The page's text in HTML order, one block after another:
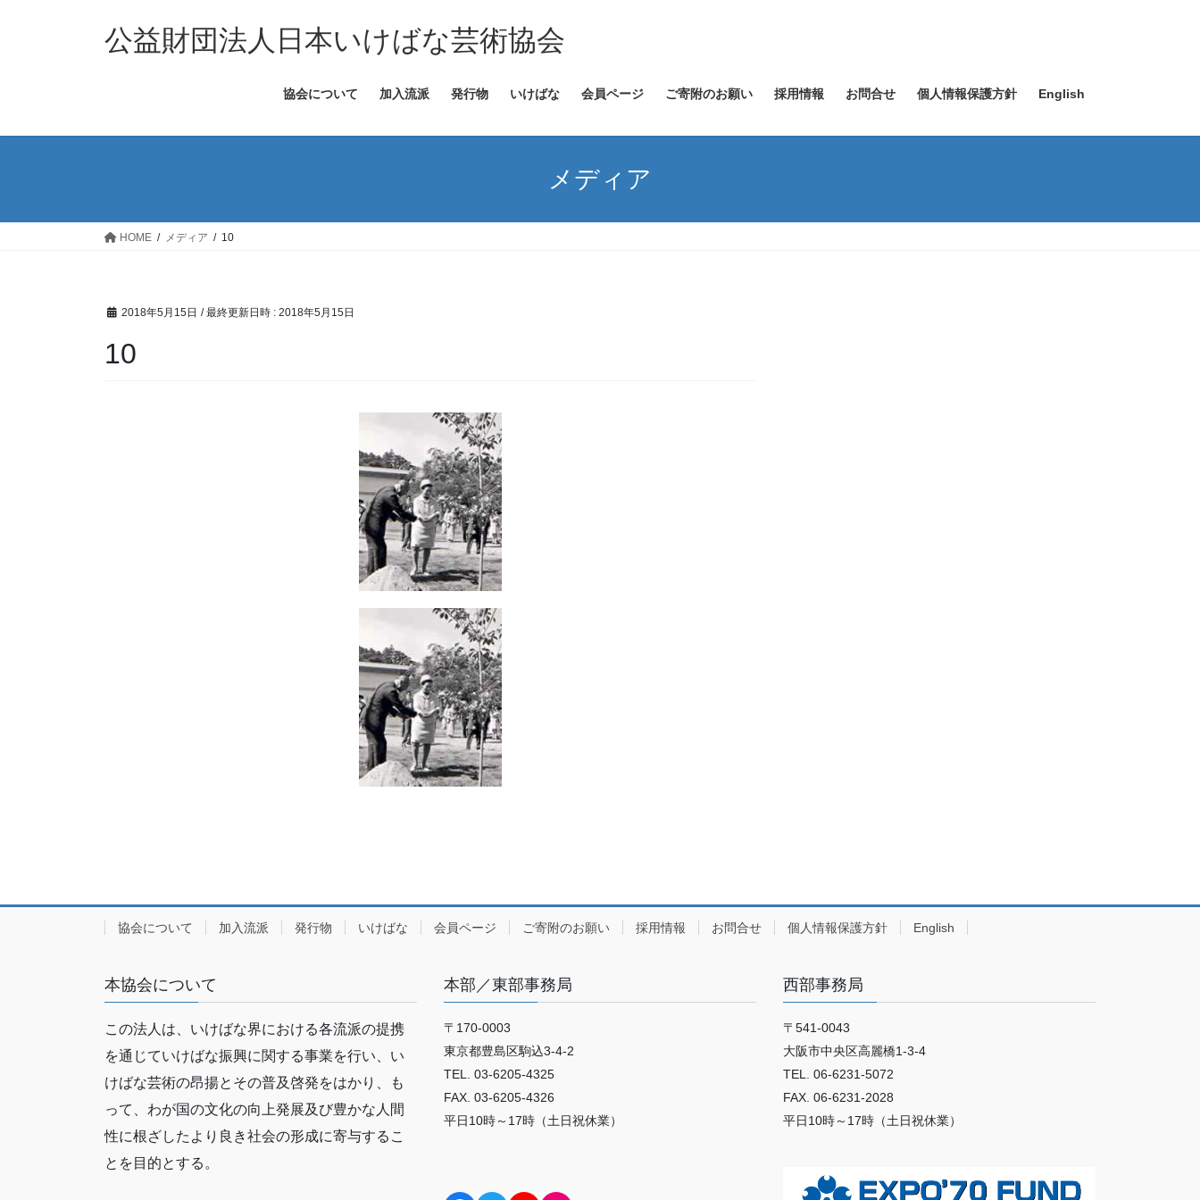
ス
ン
公益財団法人日本いけばな芸術協会
協会について 加入流派 発行物 いけばな 会員ページ ご寄附のお願い 採用情報 お問合せ 個人情報保護方針 English
メディア
HOME メディア 10
2018年5月15日 / 最終更新日時 : 2018年5月15日
10
協会について 加入流派 発行物 いけばな 会員ページ ご寄附のお願い 採用情報 お問合せ 個人情報保護方針 English
本協会について
この法人は、いけばな界における各流派の提携
を通じていけばな振興に関する事業を行い、い
けばな芸術の昂揚とその普及啓発をはかり、も
って、わが国の文化の向上発展及び豊かな人間
性に根ざしたより良き社会の形成に寄与するこ
とを目的とする。
本部／東部事務局
〒170-0003
東京都豊島区駒込3-4-2
TEL. 03-6205-4325
FAX. 03-6205-4326
平日10時～17時（土日祝休業）
西部事務局
〒541-0043
大阪市中央区高麗橋1-3-4
TEL. 06-6231-5072
FAX. 06-6231-2028
平日10時～17時（土日祝休業）